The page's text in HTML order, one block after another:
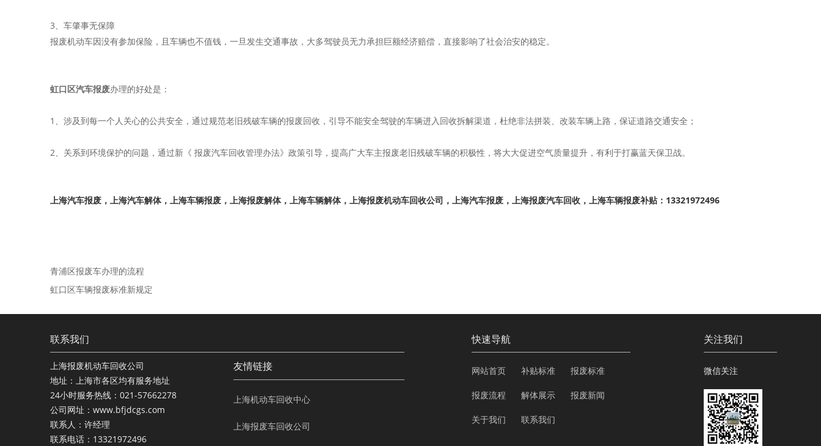
3、车肇事无保障
报废机动车因没有参加保险，且车辆也不值钱，一旦发生交通事故，大多驾驶员无力承担巨额经济赔偿，直接影响了社会治安的稳定。
虹口区汽车报废办理的好处是：
1、涉及到每一个人关心的公共安全，通过规范老旧残破车辆的报废回收，引导不能安全驾驶的车辆进入回收拆解渠道，杜绝非法拼装、改装车辆上路，保证道路交通安全；
2、关系到环境保护的问题，通过新《 报废汽车回收管理办法》政策引导，提高广大车主报废老旧残破车辆的积极性，将大大促进空气质量提升，有利于打赢蓝天保卫战。
上海汽车报废，上海汽车解体，上海车辆报废，上海报废解体，上海车辆解体，上海报废机动车回收公司，上海汽车报废，上海报废汽车回收，上海车辆报废补贴：13321972496
青浦区报废车办理的流程
虹口区车辆报废标准新规定
联系我们
上海报废机动车回收公司
地址：上海市各区均有服务地址
24小时服务热线：021-57662278
公司网址：www.bfjdcgs.com
联系人：许经理
联系电话：13321972496
友情链接
上海机动车回收中心
上海报废车回收公司
快速导航
网站首页 补贴标准 报废标准
报废流程 解体展示 报废新闻
关于我们 联系我们
关注我们
微信关注